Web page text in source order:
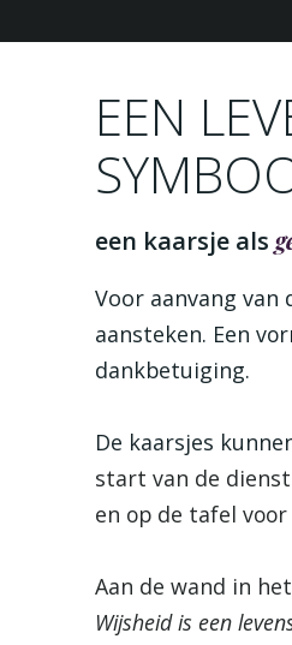
EEN
een kaarsje als
Voor aanvang van
aansteken. Een
dankbetuiging.
De kaarsjes
start van de
en op de tafel
Aan de wand in
Wijsheid is een